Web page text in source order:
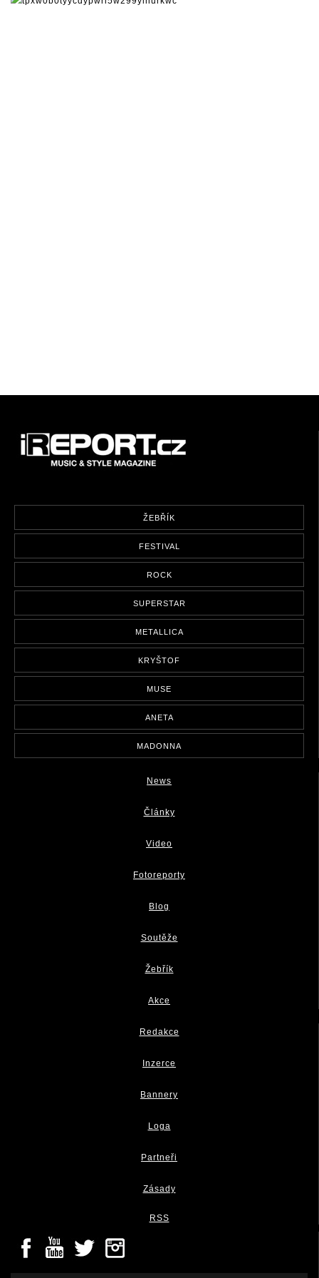
ŽEBŘÍK
FESTIVAL
ROCK
SUPERSTAR
METALLICA
KRYŠTOF
MUSE
ANETA
MADONNA
News
Články
Video
Fotoreporty
Blog
Soutěže
Žebřík
Akce
Redakce
Inzerce
Bannery
Loga
Partneři
Zásady
RSS